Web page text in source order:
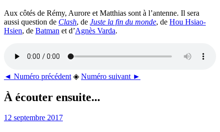
Aux côtés de Rémy, Aurore et Matthias sont à l’antenne. Il sera
aussi question de Clash, de Juste la fin du monde, de Hou Hsiao-
Hsien, de Batman et d’Agnès Varda.
◄ Numéro précédent ◈ Numéro suivant ►
À écouter ensuite...
12 septembre 2017